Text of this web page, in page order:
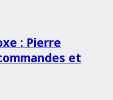
: Pierre
et